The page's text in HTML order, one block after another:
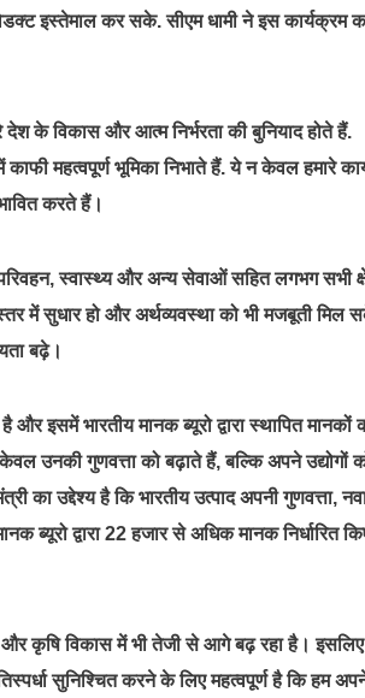
इस्तेमाल कर सके. सीएम धामी ने इस कार्यक्रम
देश के विकास और आत्म निर्भरता की बुनियाद होते हैं.
महत्वपूर्ण भूमिका निभाते हैं. ये न केवल हमारे
करते हैं।
स्वास्थ्य और अन्य सेवाओं सहित लगभग सभी
में सुधार हो और अर्थव्यवस्था को भी मजबूती मिल
बढ़े।
इसमें भारतीय मानक ब्यूरो द्वारा स्थापित मानकों
उनकी गुणवत्ता को बढ़ाते हैं, बल्कि अपने उद्योगों
का उद्देश्य है कि भारतीय उत्पाद अपनी गुणवत्ता,
ब्यूरो द्वारा 22 हजार से अधिक मानक निर्धारित
कृषि विकास में भी तेजी से आगे बढ़ रहा है। इसलिए
सुनिश्चित करने के लिए महत्वपूर्ण है कि हम